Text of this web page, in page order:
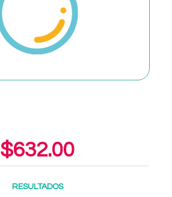
$632.00
RESULTADOS